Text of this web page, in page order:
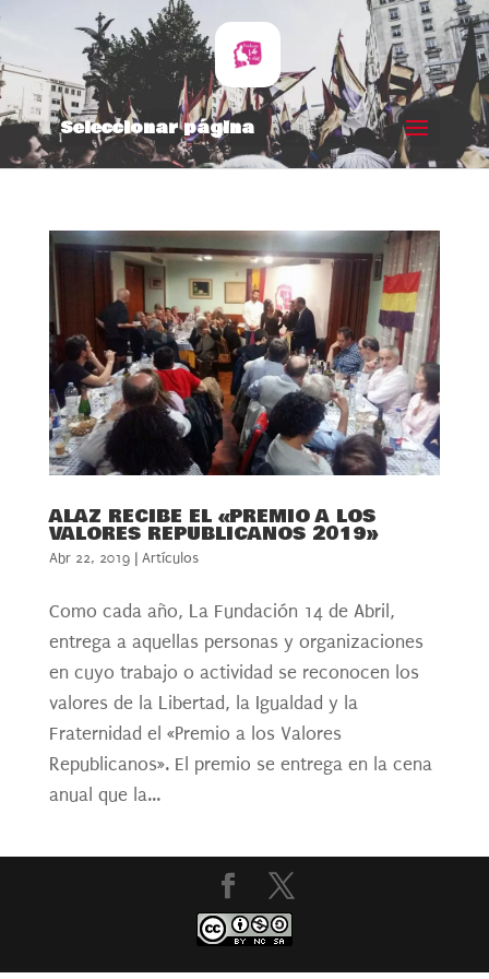
Seleccionar página
ALAZ RECIBE EL «PREMIO A LOS
VALORES REPUBLICANOS 2019»
Abr 22, 2019| Artículos
Como cada año, La Fundación 14 de Abril,
entrega a aquellas personas y organizaciones
en cuyo trabajo o actividad se reconocen los
valores de la Libertad, la Igualdad y la
Fraternidad el «Premio a los Valores
Republicanos». El premio se entrega en la cena
anual que la...